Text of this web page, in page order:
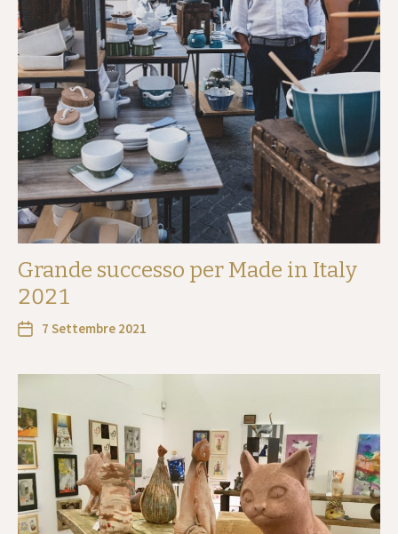
Grande successo per Made in Italy
2021
7 Settembre 2021